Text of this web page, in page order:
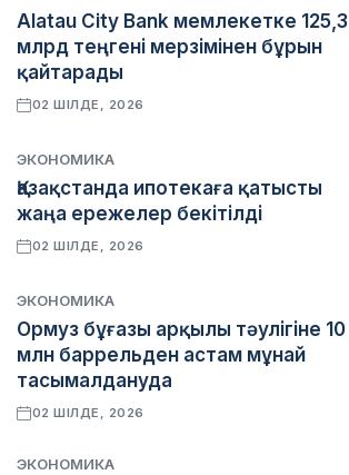
Alatau City Bank мемлекетке 125,3
млрд теңгені мерзімінен бұрын
қайтарады
02 ШІЛДЕ, 2026
ЭКОНОМИКА
Қазақстанда ипотекаға қатысты
жаңа ережелер бекітілді
02 ШІЛДЕ, 2026
ЭКОНОМИКА
Ормуз бұғазы арқылы тәулігіне 10
млн баррельден астам мұнай
тасымалдануда
02 ШІЛДЕ, 2026
ЭКОНОМИКА